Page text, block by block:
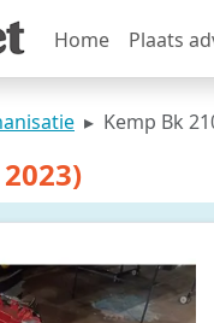
Home Plaats
Kemp Bk